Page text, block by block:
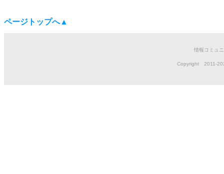
ページトップへ▲
情報コミュ
Copyright 2011-